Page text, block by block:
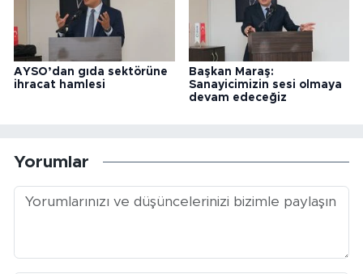
AYSO’dan gıda sektörüne
ihracat hamlesi
Başkan Maraş:
Sanayicimizin sesi olmaya
devam edeceğiz
Yorumlar